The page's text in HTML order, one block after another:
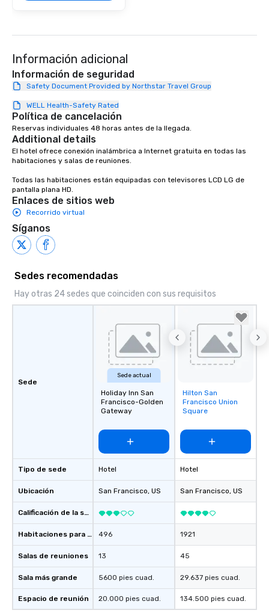
Información adicional
Información de seguridad
Safety Document Provided by Northstar Travel Group
WELL Health-Safety Rated
Política de cancelación
Reservas individuales 48 horas antes de la llegada.
Additional details
El hotel ofrece conexión inalámbrica a Internet gratuita en todas las
habitaciones y salas de reuniones.
Todas las habitaciones están equipadas con televisores LCD LG de
pantalla plana HD.
Enlaces de sitios web
Recorrido virtual
Síganos
Sedes recomendadas
Hay otras 24 sedes que coinciden con sus requisitos
Sede
Tipo de sede
Ubicación
Calificación de la sede
Habitaciones para huéspedes
Salas de reuniones
Sala más grande
Espacio de reunión
Sede actual
Holiday Inn San
Francisco-Golden
Gateway
Hotel
San Francisco, US
496
13
5600 pies cuad.
20.000 pies cuad.
Removed from
favorites
Hilton San
Francisco Union
Square
Hotel
San Francisco, US
1921
45
29.637 pies cuad.
134.500 pies cuad.